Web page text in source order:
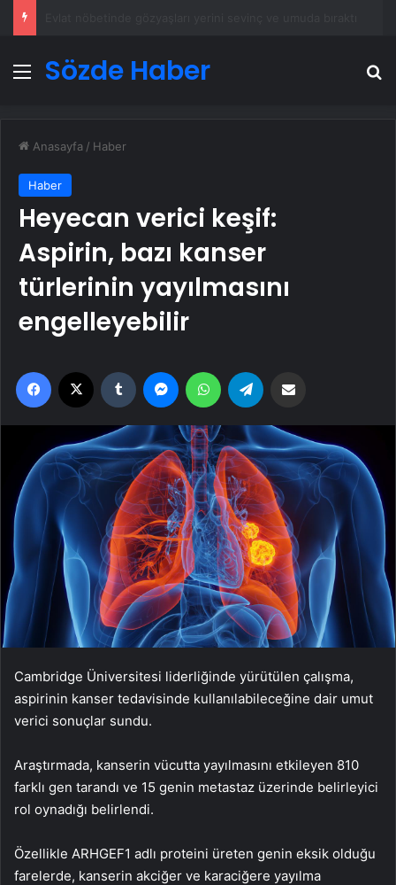
Menü
Sözde Haber
Anasayfa / Haber
Haber
Heyecan verici keşif:
Aspirin, bazı kanser
türlerinin yayılmasını
engelleyebilir
Facebook Tumblr MessengerWhatsApp
Cambridge Üniversitesi liderliğinde yürütülen çalışma,
aspirinin kanser tedavisinde kullanılabileceğine dair umut
verici sonuçlar sundu.
Araştırmada, kanserin vücutta yayılmasını etkileyen 810
farklı gen tarandı ve 15 genin metastaz üzerinde belirleyici
rol oynadığı belirlendi.
Özellikle ARHGEF1 adlı proteini üreten genin eksik olduğu
farelerde, kanserin akciğer ve karaciğere yayılma